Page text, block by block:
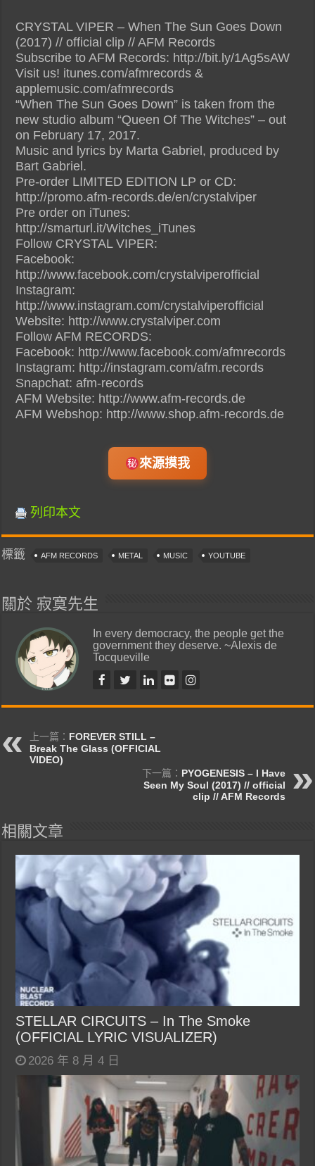
CRYSTAL VIPER – When The Sun Goes Down
(2017) // official clip // AFM Records
Subscribe to AFM Records: http://bit.ly/1Ag5sAW
Visit us! itunes.com/afmrecords &
applemusic.com/afmrecords
“When The Sun Goes Down” is taken from the
new studio album “Queen Of The Witches” – out
on February 17, 2017.
Music and lyrics by Marta Gabriel, produced by
Bart Gabriel.
Pre-order LIMITED EDITION LP or CD:
http://promo.afm-records.de/en/crystalviper
Pre order on iTunes:
http://smarturl.it/Witches_iTunes
Follow CRYSTAL VIPER:
Facebook:
http://www.facebook.com/crystalviperofficial
Instagram:
http://www.instagram.com/crystalviperofficial
Website: http://www.crystalviper.com
Follow AFM RECORDS:
Facebook: http://www.facebook.com/afmrecords
Instagram: http://instagram.com/afm.records
Snapchat: afm-records
AFM Website: http://www.afm-records.de
AFM Webshop: http://www.shop.afm-records.de
來源摸我
列印本文
標籤 AFM RECORDS METAL MUSIC YOUTUBE
關於 寂寞先生
In every democracy, the people get the
government they deserve. ~Alexis de
Tocqueville
上一篇： FOREVER STILL –
Break The Glass (OFFICIAL
VIDEO)
下一篇： PYOGENESIS – I Have
Seen My Soul (2017) // official
clip // AFM Records
相關文章
STELLAR CIRCUITS – In The Smoke
(OFFICIAL LYRIC VISUALIZER)
2026 年 8 月 4 日